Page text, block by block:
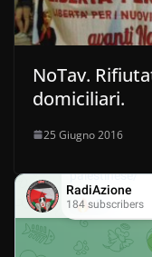
NoTav.
domiciliari.
25 Giugno 2016